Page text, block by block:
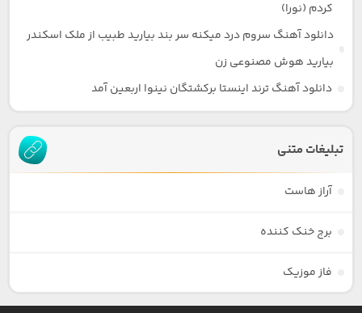
کردم (نورا)
دانلود آهنگ سروم درد میکنه سر بند بیارید طبیب از ملک اسکندر
بیارید هوش مصنوعی زن
دانلود آهنگ ترند اینستا برکشتگان نینوا اربعین آمد
تبلیغات متنی
آراز هاست
برج خنک کننده
فاز موزیک